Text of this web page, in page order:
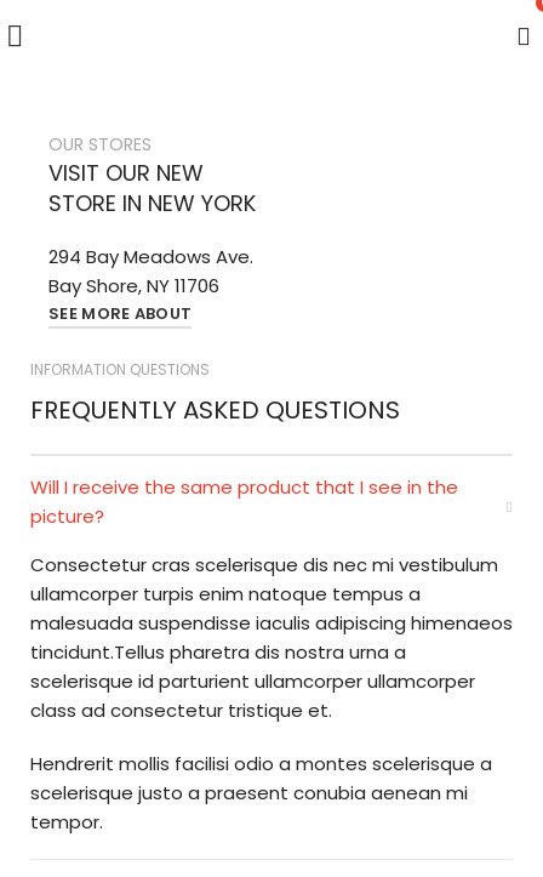
OUR STORES
VISIT OUR NEW
STORE IN NEW YORK
294 Bay Meadows Ave.
Bay Shore, NY 11706
SEE MORE ABOUT
INFORMATION QUESTIONS
FREQUENTLY ASKED QUESTIONS
Will I receive the same product that I see in the
picture?
Consectetur cras scelerisque dis nec mi vestibulum
ullamcorper turpis enim natoque tempus a
malesuada suspendisse iaculis adipiscing himenaeos
tincidunt.Tellus pharetra dis nostra urna a
scelerisque id parturient ullamcorper ullamcorper
class ad consectetur tristique et.
Hendrerit mollis facilisi odio a montes scelerisque a
scelerisque justo a praesent conubia aenean mi
tempor.